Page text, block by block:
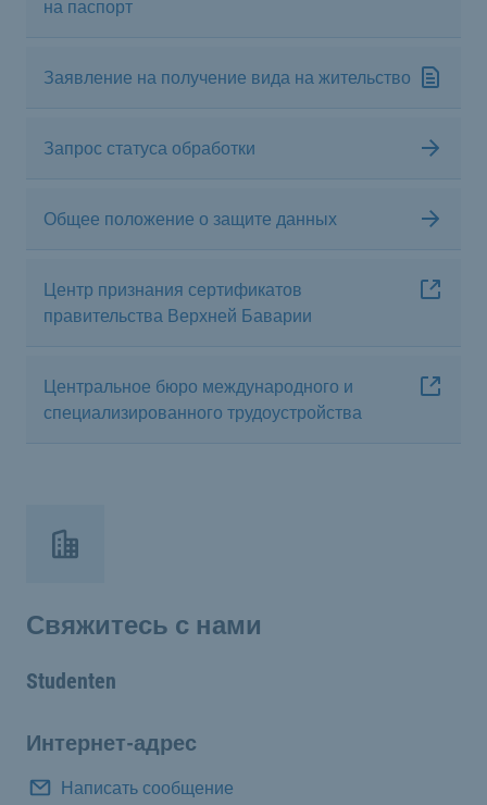
на паспорт
Заявление на получение вида на жительство
Запрос статуса обработки
Общее положение о защите данных
Центр признания сертификатов
правительства Верхней Баварии
Центральное бюро международного и
специализированного трудоустройства
Свяжитесь с нами
Studenten
Интернет-адрес
Написать сообщение